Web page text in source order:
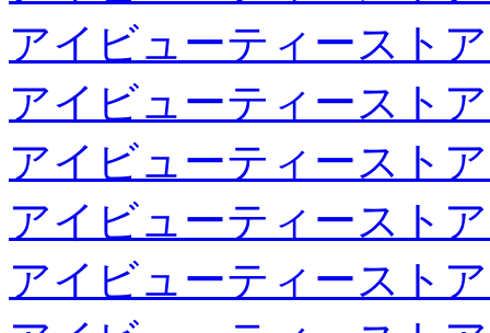
アイビューティースト
アイビューティースト
アイビューティースト
アイビューティースト
アイビューティースト